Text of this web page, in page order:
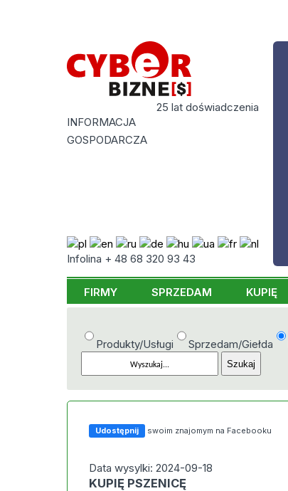
25 lat doświadczenia
INFORMACJA
GOSPODARCZA
Infolina + 48 68 320 93 43
FIRMY SPRZEDAM KUPIĘ
Produkty/Usługi Sprzedam/Giełda
Udostępnij swoim znajomym na Facebooku
Data wysylki: 2024-09-18
KUPIĘ PSZENICĘ